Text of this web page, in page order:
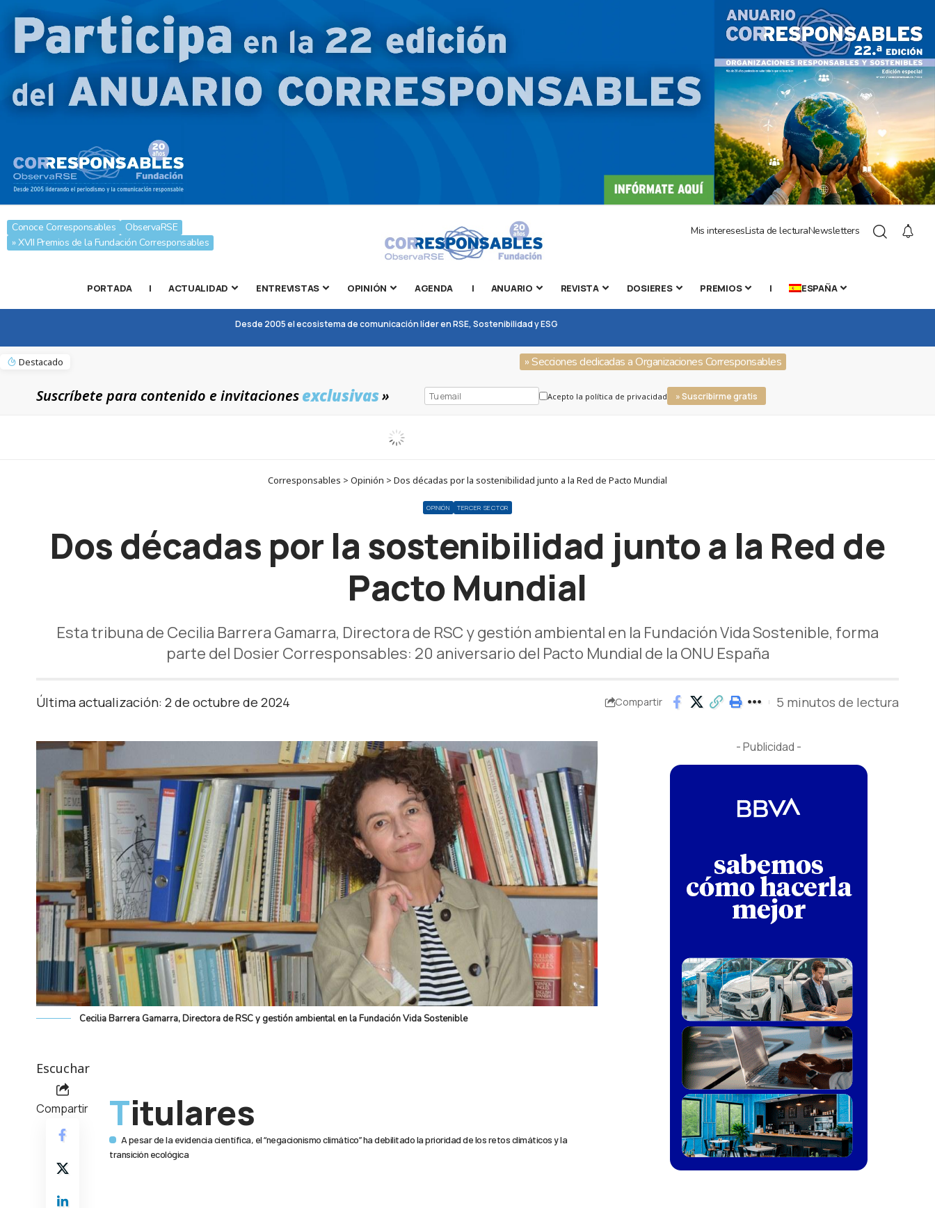
Conoce Corresponsables
ObservaRSE
» XVII Premios de la Fundación Corresponsables
Mis interesesLista de lecturaNewsletters
PORTADA | ACTUALIDAD ENTREVISTAS OPINIÓN AGENDA | ANUARIO REVISTA DOSIERES PREMIOS | ESPAÑA
Desde 2005 el ecosistema de comunicación líder en RSE, Sostenibilidad y ESG
Destacado » Secciones dedicadas a Organizaciones Corresponsables
Suscríbete para contenido e invitacionesexclusivas» Acepto la política de privacidad » Suscribirme gratis
Corresponsables > Opinión > Dos décadas por la sostenibilidad junto a la Red de Pacto Mundial
OPINIÓN TERCER SECTOR
Dos décadas por la sostenibilidad junto a la Red de
Pacto Mundial
Esta tribuna de Cecilia Barrera Gamarra, Directora de RSC y gestión ambiental en la Fundación Vida Sostenible, forma
parte del Dosier Corresponsables: 20 aniversario del Pacto Mundial de la ONU España
Última actualización: 2 de octubre de 2024 Compartir 5 minutos de lectura
Cecilia Barrera Gamarra, Directora de RSC y gestión ambiental en la Fundación Vida Sostenible
Escuchar
Compartir Titulares
A pesar de la evidencia científica, el “negacionismo climático” ha debilitado la prioridad de los retos climáticos y la
transición ecológica
- Publicidad -